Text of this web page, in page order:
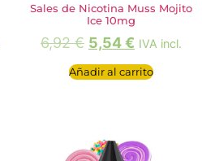
Sales de Nicotina Muss Mojito
Ice 10mg
6,92€ 5,54€ IVA incl.
Añadir al carrito